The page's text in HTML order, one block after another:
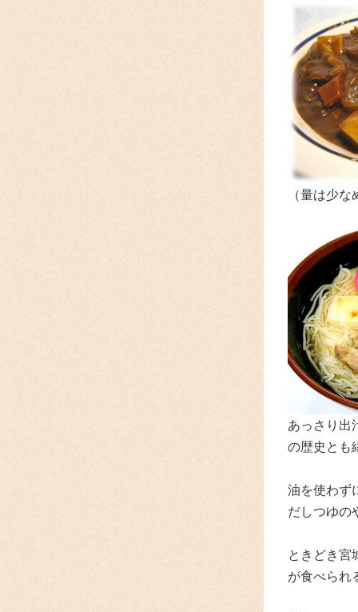
（量は少
あっさり出
の歴史とも
油を使わず
だしつゆの
ときどき
が食べられ